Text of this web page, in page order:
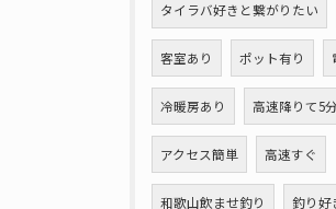
タイラバ好きと繋がりたい
客室あり ポット有り
冷暖房あり 高速降りて5
アクセス簡単 高速すぐ
和歌山飲ませ釣り 釣り好